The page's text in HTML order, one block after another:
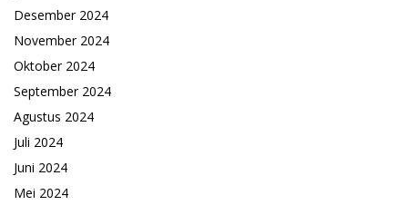
Desember 2024
November 2024
Oktober 2024
September 2024
Agustus 2024
Juli 2024
Juni 2024
Mei 2024